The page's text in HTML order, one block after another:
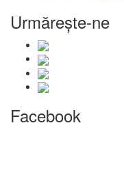
Urmăreşte-ne
Facebook